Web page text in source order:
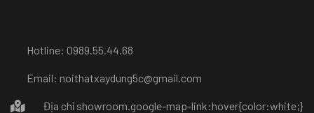
Hotline: 0989.55.44.68
Email: noithatxaydung5c@gmail.com
Địa chỉ showroom .google-map-link:hover{color:white;}